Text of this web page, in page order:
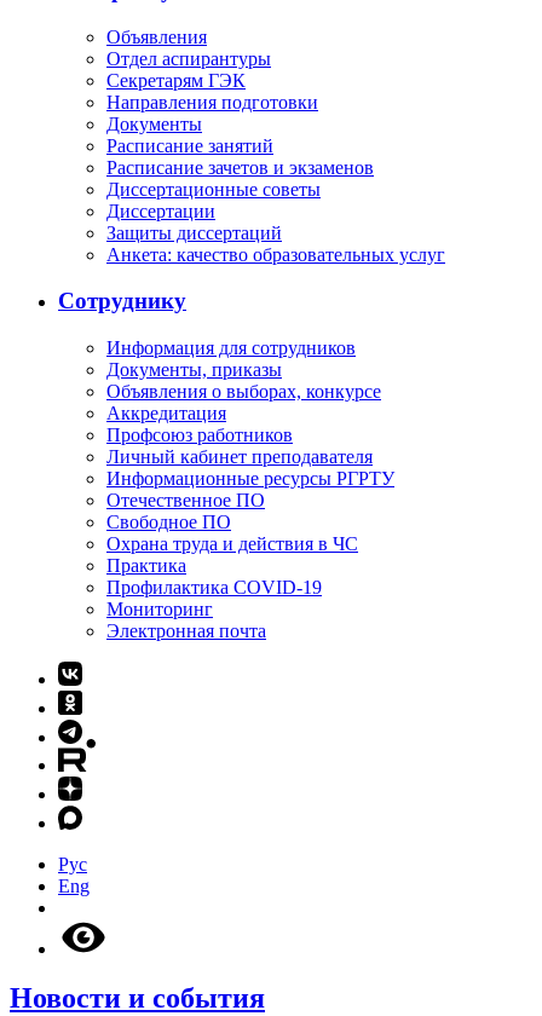
Объявления
Отдел аспирантуры
Секретарям ГЭК
Направления подготовки
Документы
Расписание занятий
Расписание зачетов и экзаменов
Диссертационные советы
Диссертации
Защиты диссертаций
Анкета: качество образовательных услуг
Сотруднику
Информация для сотрудников
Документы, приказы
Объявления о выборах, конкурсе
Аккредитация
Профсоюз работников
Личный кабинет преподавателя
Информационные ресурсы РГРТУ
Отечественное ПО
Свободное ПО
Охрана труда и действия в ЧС
Практика
Профилактика COVID-19
Мониторинг
Электронная почта
Рус
Eng
Новости и события